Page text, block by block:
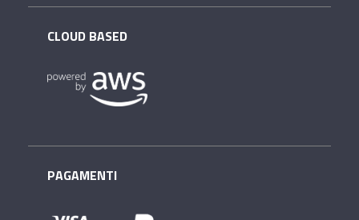
CLOUD BASED
PAGAMENTI